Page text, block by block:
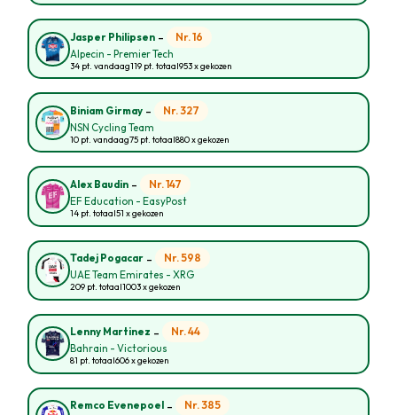
Jasper Philipsen - Nr. 16
Alpecin - Premier Tech
34 pt. vandaag119 pt. totaal953 x gekozen
Biniam Girmay - Nr. 327
NSN Cycling Team
10 pt. vandaag75 pt. totaal880 x gekozen
Alex Baudin - Nr. 147
EF Education - EasyPost
14 pt. totaal51 x gekozen
Tadej Pogacar - Nr. 598
UAE Team Emirates - XRG
209 pt. totaal1003 x gekozen
Lenny Martinez - Nr. 44
Bahrain - Victorious
81 pt. totaal606 x gekozen
Remco Evenepoel - Nr. 385